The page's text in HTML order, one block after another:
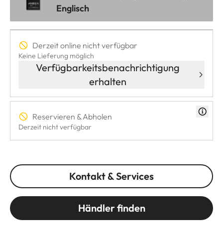
Englisch
Derzeit online nicht verfügbar
Keine Lieferung möglich
Verfügbarkeitsbenachrichtigung
erhalten
Reservieren & Abholen
Derzeit nicht verfügbar
Kontakt & Services
Händler finden